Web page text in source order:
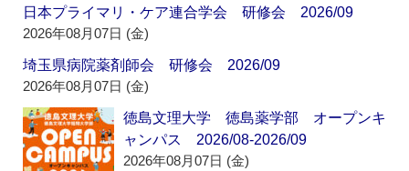
日本プライマリ・ケア連合学会 研修会 2026/09
2026年08月07日 (金)
埼玉県病院薬剤師会 研修会 2026/09
2026年08月07日 (金)
徳島文理大学 徳島薬学部 オープンキ
ャンパス 2026/08-2026/09
2026年08月07日 (金)